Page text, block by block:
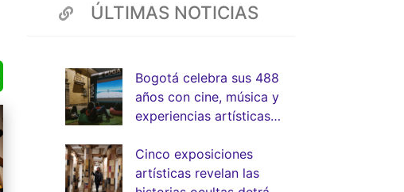
WhatsApp
ÚLTIMAS NOTICIAS
Bogotá celebra sus 488
años con cine, música y
experiencias artísticas
Cinco exposiciones
artísticas revelan las